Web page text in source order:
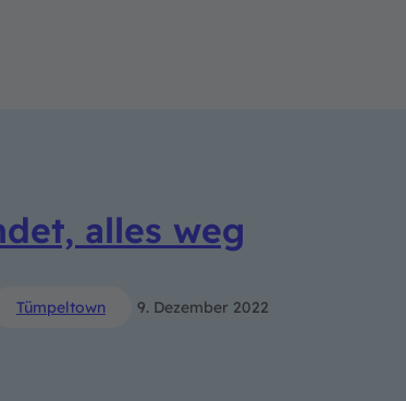
alles weg
Tümpeltown 9. Dezember 2022